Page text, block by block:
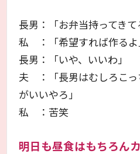
長男：「お弁当持ってきて
私 ：「希望すれば作るよ
長男：「いや、いいわ」
夫 ：「長男はむしろこっ
がいいやろ」
私 ：苦笑
明日も昼食はもちろん